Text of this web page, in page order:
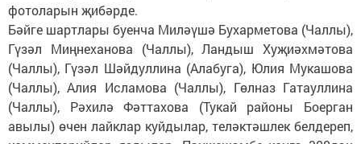
фотоларын җибәрде.
Бәйге шартлары буенча Миләүшә Бухарметова (Чаллы),
Гүзәл Миңнеханова (Чаллы), Ландыш Хуҗиәхмәтова
(Чаллы), Гүзәл Шәйдуллина (Алабуга), Юлия Мукашова
(Чаллы), Алия Исламова (Чаллы), Гөлназ Гатауллина
(Чаллы), Рәхилә Фәттахова (Тукай районы Боерган
авылы) өчен лайклар куйдылар, теләктәшлек белдереп,